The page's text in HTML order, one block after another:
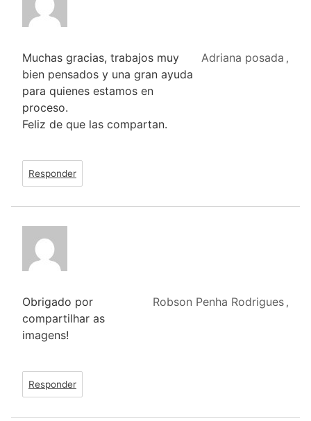
Adriana posada ,
Muchas gracias, trabajos muy
bien pensados y una gran ayuda
para quienes estamos en
proceso.
Feliz de que las compartan.
Responder
Robson Penha Rodrigues ,
Obrigado por
compartilhar as
imagens!
Responder